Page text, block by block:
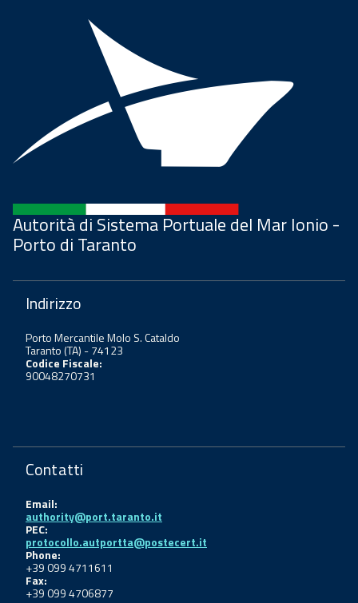
Autorità di Sistema Portuale del Mar Ionio -
Porto di Taranto
Indirizzo
Porto Mercantile Molo S. Cataldo
Taranto (TA) - 74123
Codice Fiscale:
90048270731
Contatti
Email:
authority@port.taranto.it
PEC:
protocollo.autportta@postecert.it
Phone:
+39 099 4711611
Fax:
+39 099 4706877